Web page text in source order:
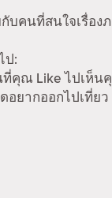
คนที่สนใจเรื่อ
ป:
คุณ Like ไปเห็
กออกไปเที่ยว